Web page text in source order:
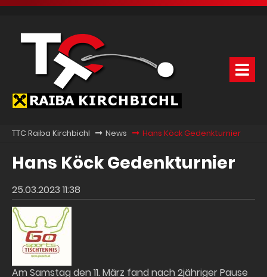
TTC Raiba Kirchbichl News Hans Köck Gedenkturnier
Hans Köck Gedenkturnier
25.03.2023 11:38
Am Samstag den 11. März fand nach 2jähriger Pause